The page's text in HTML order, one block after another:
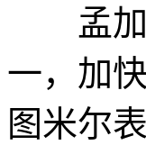
孟加
一，加
图米尔